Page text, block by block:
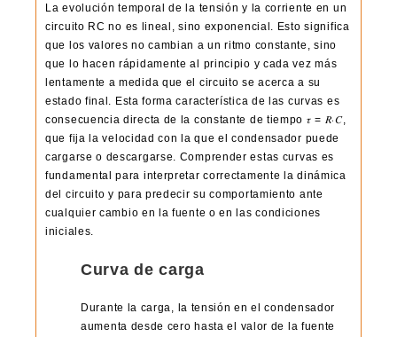
La evolución temporal de la tensión y la corriente en un
circuito RC no es lineal, sino exponencial. Esto significa
que los valores no cambian a un ritmo constante, sino
que lo hacen rápidamente al principio y cada vez más
lentamente a medida que el circuito se acerca a su
estado final. Esta forma característica de las curvas es
consecuencia directa de la constante de tiempo 𝜏 = 𝑅⋅𝐶,
que fija la velocidad con la que el condensador puede
cargarse o descargarse. Comprender estas curvas es
fundamental para interpretar correctamente la dinámica
del circuito y para predecir su comportamiento ante
cualquier cambio en la fuente o en las condiciones
iniciales.
Curva de carga
Durante la carga, la tensión en el condensador
aumenta desde cero hasta el valor de la fuente